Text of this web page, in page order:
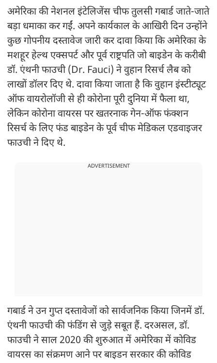
अमेरिका की नेशनल इंटेलिजेंस चीफ तुलसी गबार्ड जाते-जाते
बड़ा धमाका कर गईं. अपने कार्यकाल के आखिरी दिन उन्होंने
कुछ गोपनीय दस्तावेज जारी कर दावा किया कि अमेरिका के
मशहूर हेल्थ एक्सपर्ट और पूर्व राष्ट्रपति जो बाइडेन के करीबी
डॉ. एंथनी फाउची (Dr. Fauci) ने वुहान रिसर्च लैब को
लाखों डॉलर दिए थे. दावा किया जाता है कि वुहान इंस्टीट्यूट
ऑफ वायरोलॉजी से ही कोरोना पूरी दुनिया में फैला था,
लेकिन कोरोना वायरस पर खतरनाक गेन-ऑफ फंक्शन
रिसर्च के लिए फंड बाइडेन के पूर्व चीफ मेडिकल एडवाइजर
फाउची ने दिए थे.
ADVERTISEMENT
गबार्ड ने उन गुप्त दस्तावेजों को सार्वजनिक किया जिनमें डॉ.
एंथनी फाउची की फंडिंग से जुड़े सबूत हैं. दरअसल, डॉ.
फाउची ने साल 2020 की शुरुआत में अमेरिका में कोविड
वायरस का संक्रमण आने पर बाइडन सरकार की कोविड